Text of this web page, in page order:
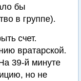
бы
в группе).
счет.
вратарской.
39-й минуте
но не